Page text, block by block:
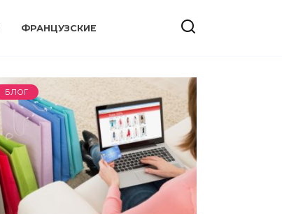
ФРАНЦУЗСКИЕ
БЛОГ